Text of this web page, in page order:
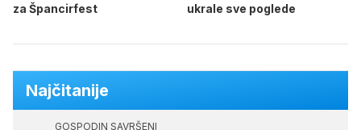
za Špancirfest
ukrale sve poglede
Najčitanije
GOSPODIN SAVRŠENI